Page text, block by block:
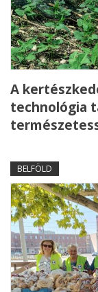
A
technológia
BELFÖLD